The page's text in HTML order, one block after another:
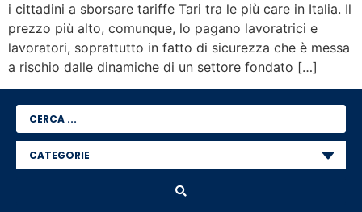
i cittadini a sborsare tariffe Tari tra le più care in Italia. Il
prezzo più alto, comunque, lo pagano lavoratrici e
lavoratori, soprattutto in fatto di sicurezza che è messa
a rischio dalle dinamiche di un settore fondato […]